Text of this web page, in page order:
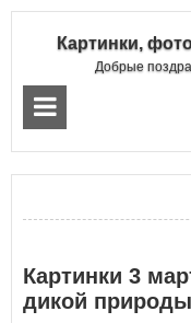
Картинки,
Добрые
Картинки 3
дикой